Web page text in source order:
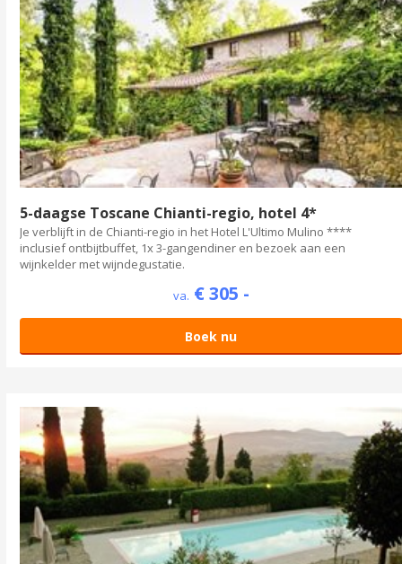
5-daagse Toscane Chianti-regio, hotel 4*
Je verblijft in de Chianti-regio in het Hotel L'Ultimo Mulino ****
inclusief ontbijtbuffet, 1x 3-gangendiner en bezoek aan een
wijnkelder met wijndegustatie.
va. € 305 -
Boek nu